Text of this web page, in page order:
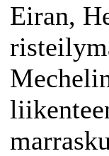
Eiran,